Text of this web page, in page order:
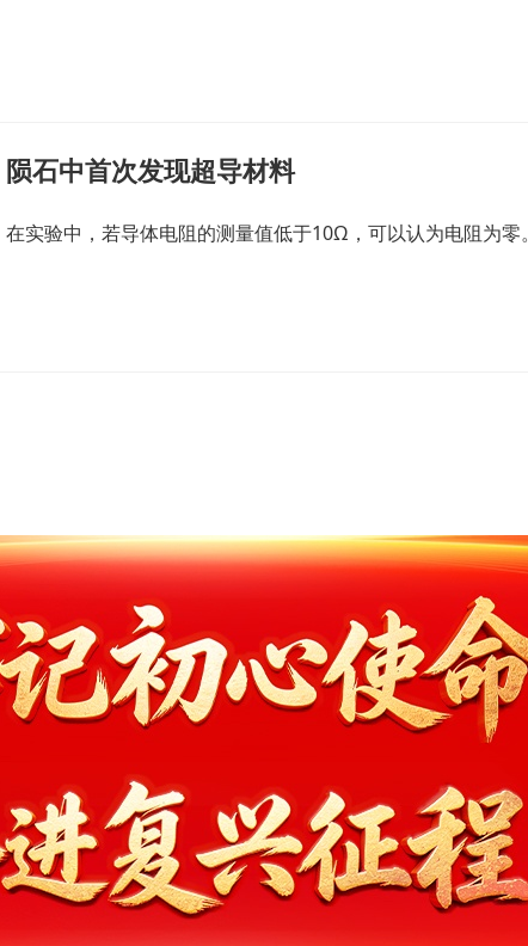
陨石中首次发现超导材料
在实验中，若导体电阻的测量值低于10Ω，可以认为电阻为零。